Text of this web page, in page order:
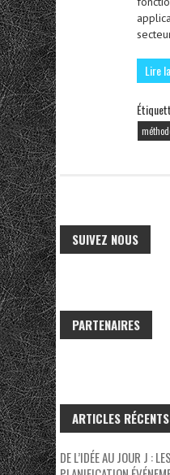
Lire
SUIVEZ NOUS
PARTENAIRES
ARTICLES RÉCENTS
DE L’IDÉE AU JOUR J :